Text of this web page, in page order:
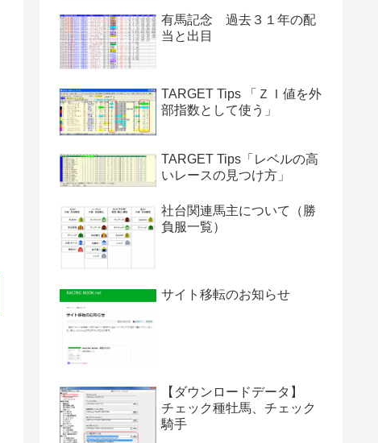
有馬記念 過去３１年の配
当と出目
TARGET Tips 「ＺＩ値を外
部指数として使う」
TARGET Tips「レベルの高
いレースの見つけ方」
社台関連馬主について（勝
負服一覧）
サイト移転のお知らせ
【ダウンロードデータ】
チェック種牡馬、チェック
騎手